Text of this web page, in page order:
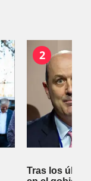
2
Tras los